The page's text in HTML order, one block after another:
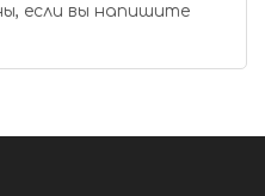
если вы напишите